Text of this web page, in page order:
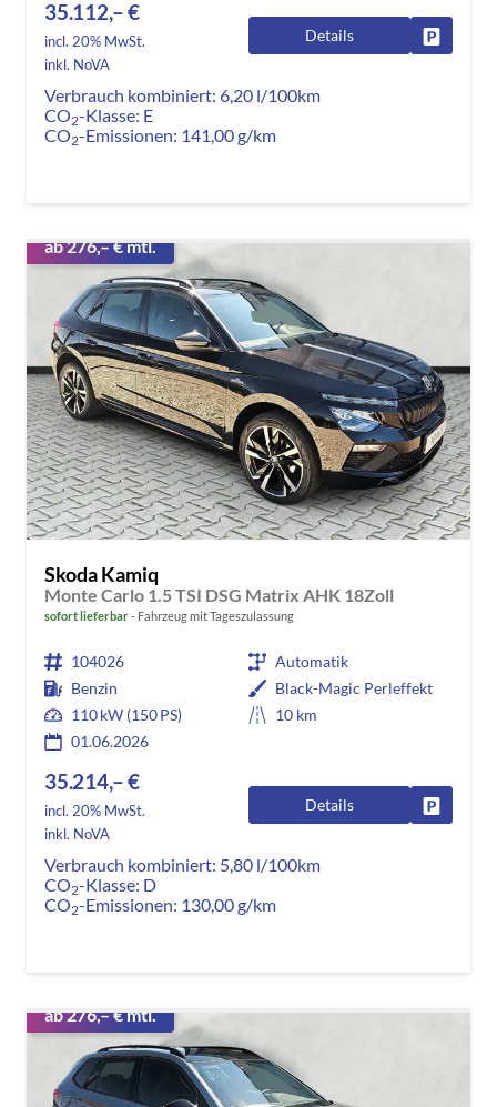
35.112,– €
incl. 20% MwSt.
inkl. NoVA
Details
Verbrauch kombiniert: 6,20 l/100km
CO2-Klasse: E
CO2-Emissionen: 141,00 g/km
ab 276,– € mtl.
Skoda Kamiq
Monte Carlo 1.5 TSI DSG Matrix AHK 18Zoll
sofort lieferbar Fahrzeug mit Tageszulassung
104026
Automatik
Benzin
Black-Magic Perleffekt
110 kW (150 PS)
10 km
01.06.2026
35.214,– €
incl. 20% MwSt.
inkl. NoVA
Details
Verbrauch kombiniert: 5,80 l/100km
CO2-Klasse: D
CO2-Emissionen: 130,00 g/km
ab 276,– € mtl.